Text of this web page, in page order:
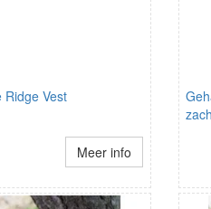
Ridge Vest
Meer info